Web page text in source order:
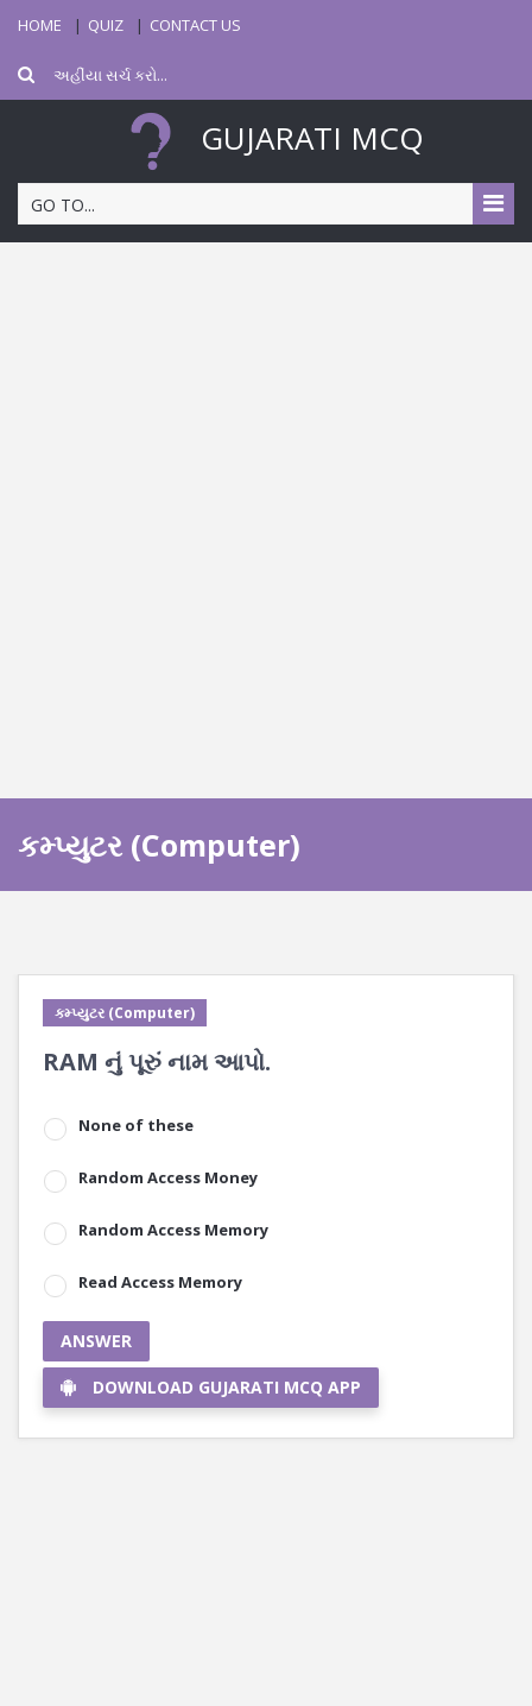
HOME QUIZ CONTACT US
GUJARATI MCQ
GO TO...
કમ્પ્યુટર (Computer)
કમ્પ્યુટર (Computer)
RAM નું પૂરું નામ આપો.
None of these
Random Access Money
Random Access Memory
Read Access Memory
ANSWER
DOWNLOAD GUJARATI MCQ APP